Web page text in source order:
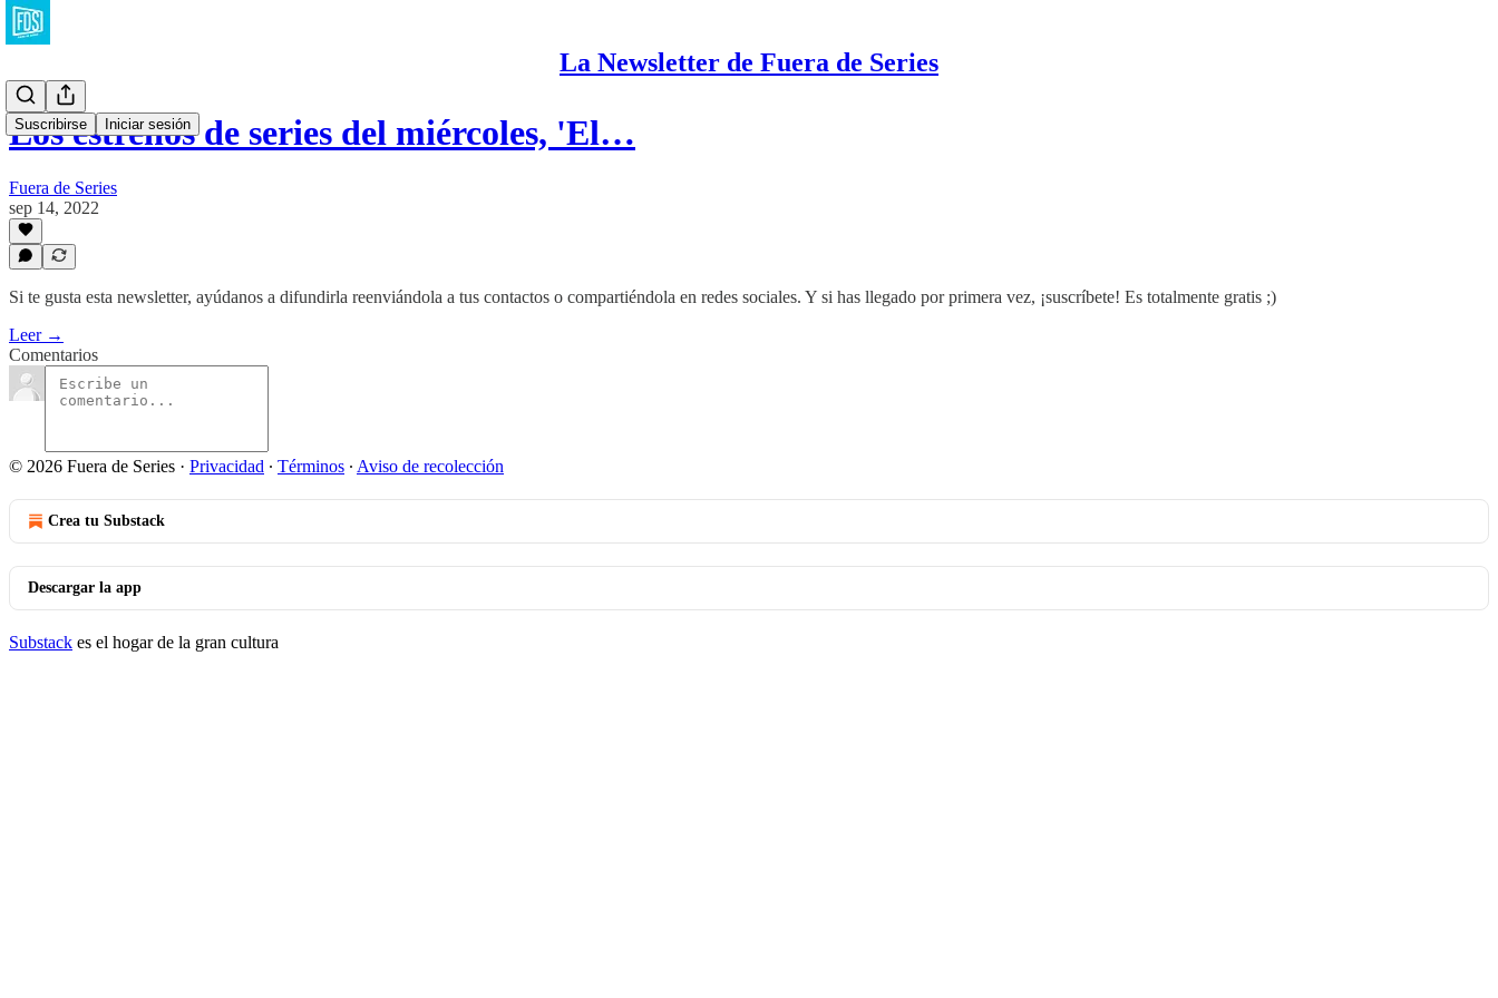
La Newsletter de Fuera de Series
Suscribirse Iniciar sesión
Los estrenos de series del miércoles, 'El…
Fuera de Series
sep 14, 2022
Si te gusta esta newsletter, ayúdanos a difundirla reenviándola a tus contactos o compartiéndola en redes sociales. Y si has llegado por primera vez, ¡suscríbete! Es totalmente gratis ;)
Leer →
Comentarios
© 2026 Fuera de Series · Privacidad ∙ Términos ∙ Aviso de recolección
Crea tu Substack
Descargar la app
Substack es el hogar de la gran cultura